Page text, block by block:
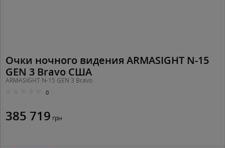
Очки ночного видения ARMASIGHT N-15
GEN 3 Bravo США
ARMASIGHT N-15 GEN 3 Bravo
0
385 719 грн